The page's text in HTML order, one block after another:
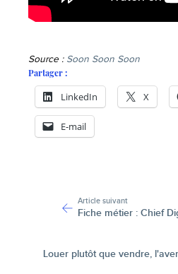
Source : Soon Soon Soon
Partager :
LinkedIn X
E-mail
Article suivant
Fiche métier : Chief
Louer plutôt que vendre,